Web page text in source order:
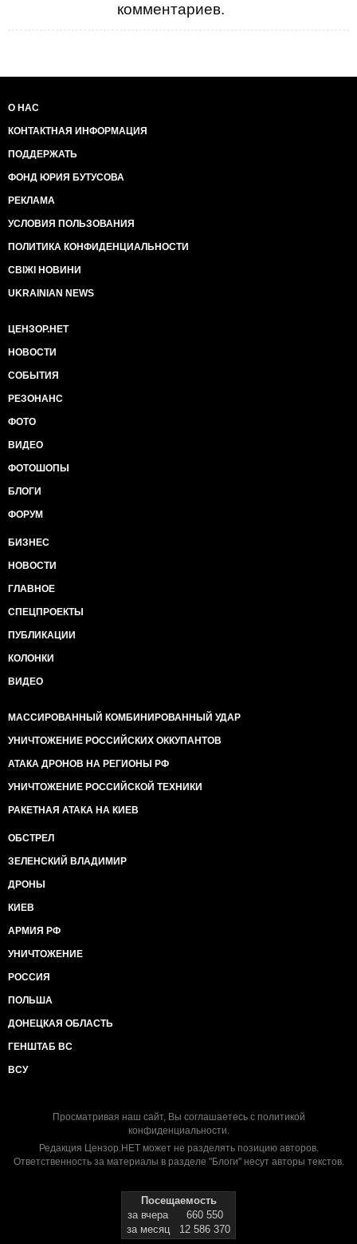
комментариев.
О НАС
КОНТАКТНАЯ ИНФОРМАЦИЯ
ПОДДЕРЖАТЬ
ФОНД ЮРИЯ БУТУСОВА
РЕКЛАМА
УСЛОВИЯ ПОЛЬЗОВАНИЯ
ПОЛИТИКА КОНФИДЕНЦИАЛЬНОСТИ
СВІЖІ НОВИНИ
UKRAINIAN NEWS
ЦЕНЗОР.НЕТ
НОВОСТИ
СОБЫТИЯ
РЕЗОНАНС
ФОТО
ВИДЕО
ФОТОШОПЫ
БЛОГИ
ФОРУМ
БИЗНЕС
НОВОСТИ
ГЛАВНОЕ
СПЕЦПРОЕКТЫ
ПУБЛИКАЦИИ
КОЛОНКИ
ВИДЕО
МАССИРОВАННЫЙ КОМБИНИРОВАННЫЙ УДАР
УНИЧТОЖЕНИЕ РОССИЙСКИХ ОККУПАНТОВ
АТАКА ДРОНОВ НА РЕГИОНЫ РФ
УНИЧТОЖЕНИЕ РОССИЙСКОЙ ТЕХНИКИ
РАКЕТНАЯ АТАКА НА КИЕВ
ОБСТРЕЛ
ЗЕЛЕНСКИЙ ВЛАДИМИР
ДРОНЫ
КИЕВ
АРМИЯ РФ
УНИЧТОЖЕНИЕ
РОССИЯ
ПОЛЬША
ДОНЕЦКАЯ ОБЛАСТЬ
ГЕНШТАБ ВС
ВСУ
Просматривая наш сайт, Вы соглашаетесь с политикой
конфиденциальности.
Редакция Цензор.НЕТ может не разделять позицию авторов.
Ответственность за материалы в разделе "Блоги" несут авторы текстов.
Посещаемость
за вчера
660 550
за месяц
12 586 370